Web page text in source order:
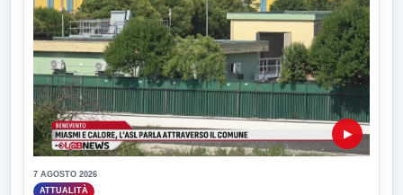
▶
7 AGOSTO 2026
ATTUALITÀ